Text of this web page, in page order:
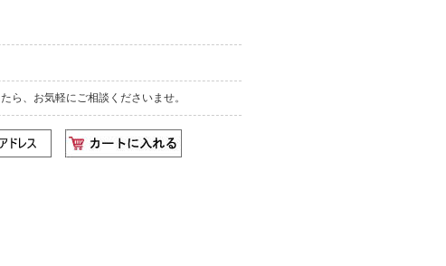
ら、お気軽にご相談くださいませ。